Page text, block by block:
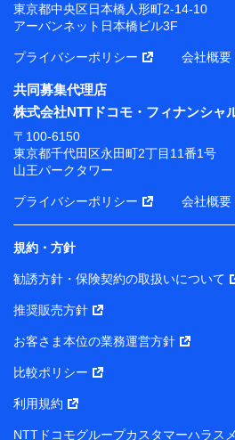
東京都中央区日本橋人形町2-14-10
アーバンネット日本橋ビル3F
プライバシーポリシー 会社概要
共同募集代理店
株式会社NTTドコモ・フィナンシャ
〒100-6150
東京都千代田区永田町2丁目11番1号
山王パークタワー
プライバシーポリシー 会社概要
規約・方針
勧誘方針・保険契約の取扱いについて
推奨販売方針
お客さま本位の業務運営方針
比較ポリシー
利用規約
NTTドコモグループカスタマーハラス